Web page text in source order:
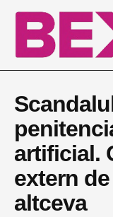
artificial.
extern
altceva